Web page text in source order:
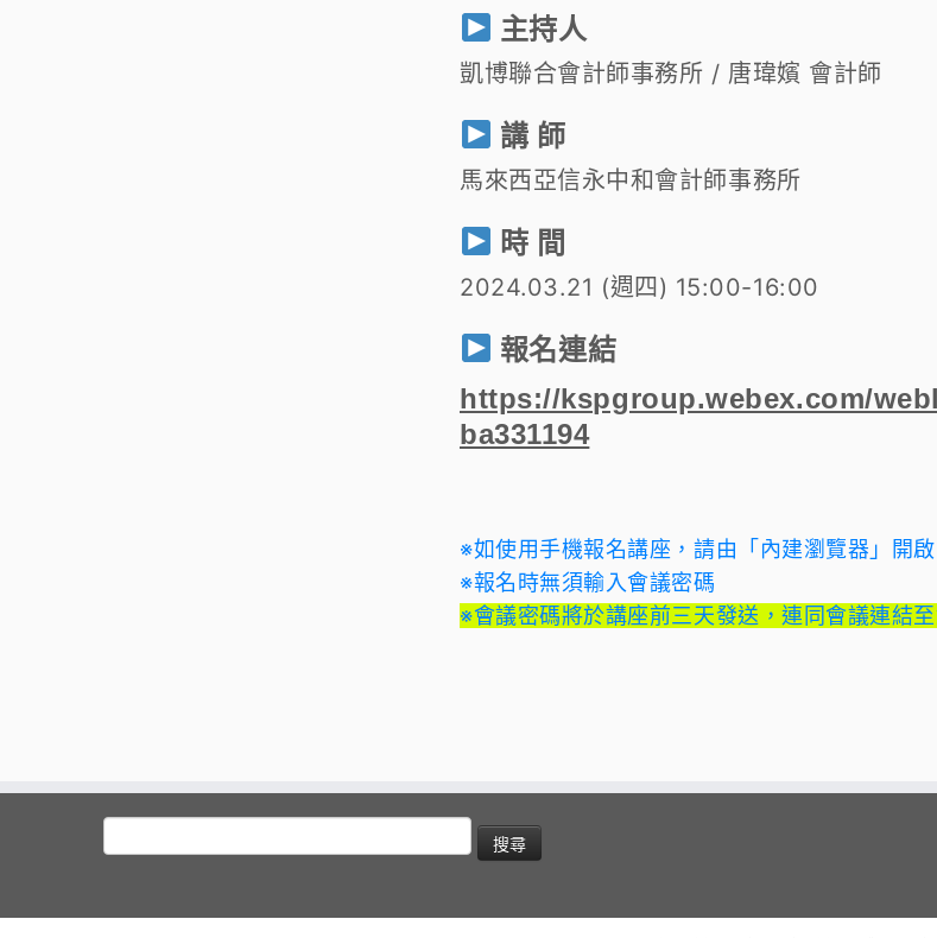
主持人
凱博聯合會計師事務所 / 唐瑋嬪 會計師
講 師
馬來西亞信永中和會計師事務所
時 間
2024.03.21 (週四) 15:00-16:00
報名連結
https://kspgroup.webex.com/
ba331194
※如使用手機報名講座，請由「內建瀏覽器」開啟
※報名時無須輸入會議密碼
※會議密碼將於講座前三天發送，連同會議連結
尋